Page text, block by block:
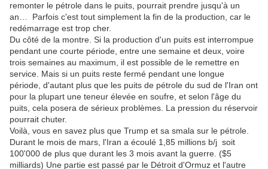
remonter le pétrole dans le puits, pourrait prendre jusqu'à un
an … Parfois c'est tout simplement la fin de la production car le
redémarrage est trop cher.
Du côté de la montre. Si la production d'un puits est interrompue
pendant une courte période, entre une semaine et deux, voire
trois semaines au maximum, il est possible de le remettre en
service. Mais si un puits reste fermé pendant une longue
période, d'autant plus que les puits de pétrole du sud de l'Iran ont
pour la plupart une teneur élevée en soufre et selon l'âge du
puits cela posera de sérieux problèmes La pression du réservoir
pourrait chuter.
Voilà, vous en savez plus que Trump et sa smala sur le pétrole.
Durant le mois de mars, l'Iran a écoulé 1,85 millions b/j soit
100'000 de plus que durant les 3 mois avant la guerre. ($5
milliards) Une partie est passé par le Détroit d'Ormuz et l'autre